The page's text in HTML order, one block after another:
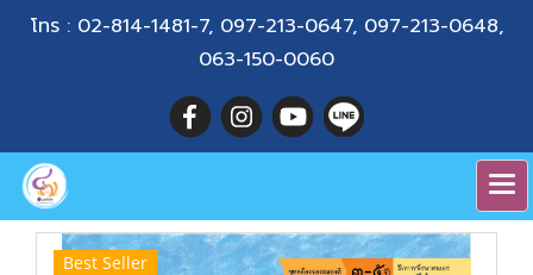
โทร : 02-814-1481-7, 097-213-0647, 097-213-0648,
063-150-0060
Best Seller